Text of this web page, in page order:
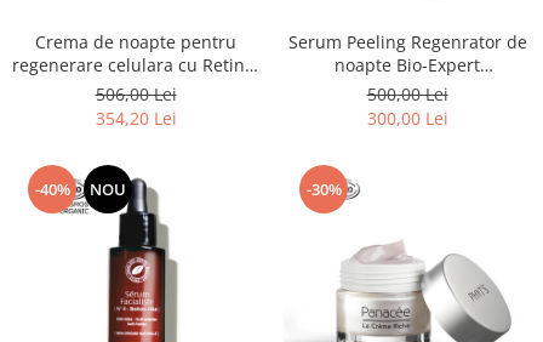
Crema de noapte pentru
regenerare celulara cu Retinol
si Acid Hyaluronic Vegetal
Phyt's 50ml
506,00 Lei
354,20 Lei
Serum Peeling Regenrator de
noapte Bio-Expert
Regenerating
500,00 Lei
300,00 Lei
-40% NOU -30%